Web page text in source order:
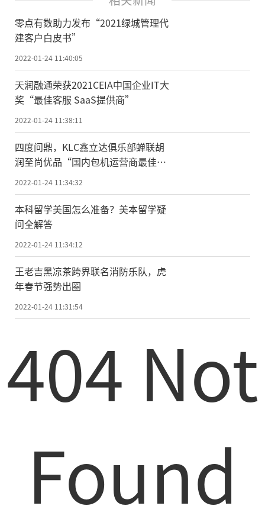
零点有数助力发布“2021绿城管理代
建客户白皮书”
2022-01-24 11:40:05
天润融通荣获2021CEIA中国企业IT大
奖“最佳客服 SaaS提供商”
2022-01-24 11:38:11
四度问鼎，KLC鑫立达俱乐部蝉联胡
润至尚优品“国内包机运营商最佳表
现奖”
2022-01-24 11:34:32
本科留学美国怎么准备？美本留学疑
问全解答
2022-01-24 11:34:12
王老吉黑凉茶跨界联名消防乐队，虎
年春节强势出圈
2022-01-24 11:31:54
404 Not
Found